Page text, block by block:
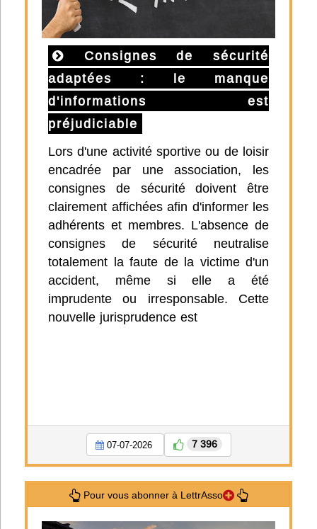
Consignes de sécurité
adaptées : le manque
d'informations est
préjudiciable
Lors d'une activité sportive ou de loisir
encadrée par une association, les
consignes de sécurité doivent être
clairement affichées afin d'informer les
adhérents et membres. L'absence de
consignes de sécurité neutralise
totalement la faute de la victime d'un
accident, même si elle a été
imprudente ou irresponsable. Cette
nouvelle jurisprudence est
07-07-2026 7 396
Pour vous abonner à LettrAsso